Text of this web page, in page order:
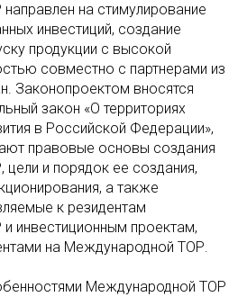
на стимулирование
инвестиций, создание
продукции с высокой
совместно с партнерами из
Законопроектом вносятся
закон «О территориях
в Российской Федерации»,
правовые основы создания
и порядок ее создания,
а также
к резидентам
инвестиционным проектам,
на Международной ТОР.
Международной ТОР